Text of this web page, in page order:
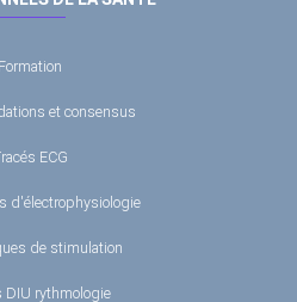
Formation
et consensus
ECG
d'électrophysiologie
de stimulation
DIU rythmologie